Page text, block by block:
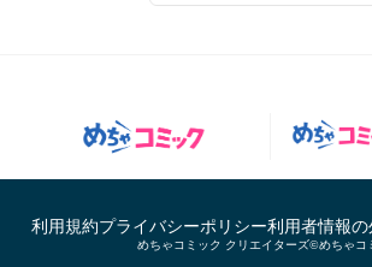
利用規約プライバシーポリシー利用者情報
めちゃコミック クリエイターズ©めちゃコ